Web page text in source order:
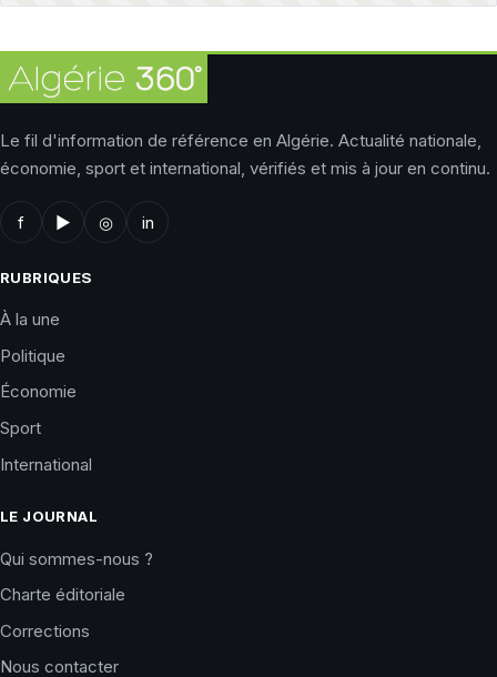
Le fil d'information de référence en Algérie. Actualité nationale,
économie, sport et international, vérifiés et mis à jour en continu.
f ▶ ◎ in
RUBRIQUES
À la une
Politique
Économie
Sport
International
LE JOURNAL
Qui sommes-nous ?
Charte éditoriale
Corrections
Nous contacter